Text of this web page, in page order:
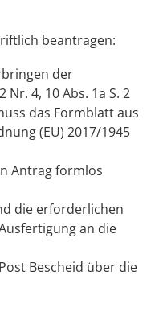
beantragen:
der
Nr. 4, 10 Abs. 1a S. 2
das Formblatt aus
(EU) 2017/1945
Antrag formlos
die erforderlichen
an die
Bescheid über die